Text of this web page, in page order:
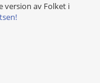
version av Folket i